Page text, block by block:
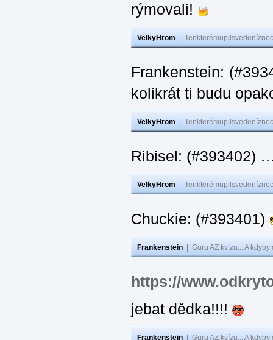
rýmovali!
VelkyHrom
Frankenstein:
kolikrát ti budu
VelkyHrom
Ribisel: (#393402)
VelkyHrom
Chuckie: (#393401)
Frankenstein Guru AZ kvízu... A
https://
jebat dědka!!!!
Frankenstein Guru AZ kvízu... A